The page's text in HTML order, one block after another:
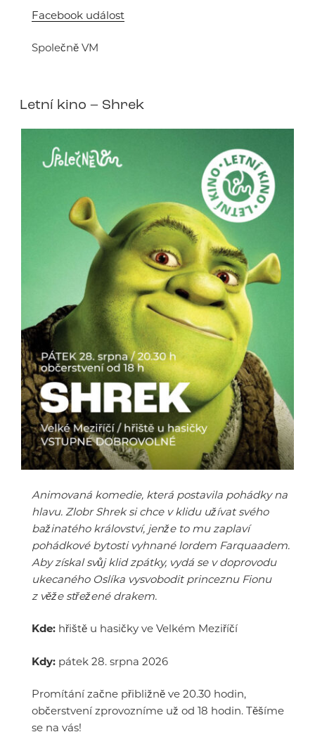
Facebook událost
Společně VM
Letní kino – Shrek
Animovaná komedie, která postavila pohádky na
hlavu. Zlobr Shrek si chce v klidu užívat svého
bažinatého království, jenže to mu zaplaví
pohádkové bytosti vyhnané lordem Farquaadem.
Aby získal svůj klid zpátky, vydá se v doprovodu
ukecaného Oslíka vysvobodit princeznu Fionu
z věže střežené drakem.
Kde: hřiště u hasičky ve Velkém Meziříčí
Kdy: pátek 28. srpna 2026
Promítání začne přibližně ve 20.30 hodin,
občerstvení zprovozníme už od 18 hodin. Těšíme
se na vás!